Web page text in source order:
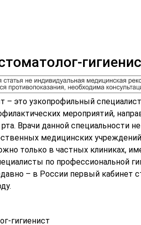
– это узкопрофильный
мероприятий,
Врачи данной специальности
медицинских
только в частных клиниках,
по профессиональной
– в России первый кабинет
гигиенист